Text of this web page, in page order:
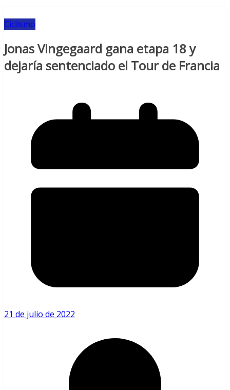
Ciclismo
Jonas Vingegaard gana etapa 18 y
dejaría sentenciado el Tour de Francia
21 de julio de 2022